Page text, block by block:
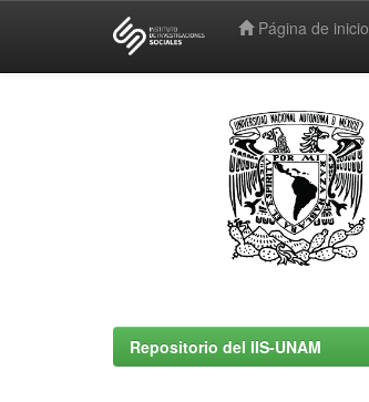
Página de inicio
Repositorio del IIS-UNAM